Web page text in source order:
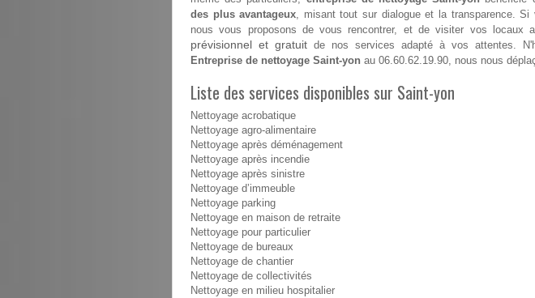
des plus avantageux, misant tout sur dialogue et la transparence. Si
nous vous proposons de vous rencontrer, et de visiter vos locaux
prévisionnel et gratuit de nos services adapté à vos attentes.
Entreprise de nettoyage Saint-yon au 06.60.62.19.90, nous nous
Liste des services disponibles sur Saint-yon
Nettoyage acrobatique
Nettoyage agro-alimentaire
Nettoyage après déménagement
Nettoyage après incendie
Nettoyage après sinistre
Nettoyage d’immeuble
Nettoyage parking
Nettoyage en maison de retraite
Nettoyage pour particulier
Nettoyage de bureaux
Nettoyage de chantier
Nettoyage de collectivités
Nettoyage en milieu hospitalier